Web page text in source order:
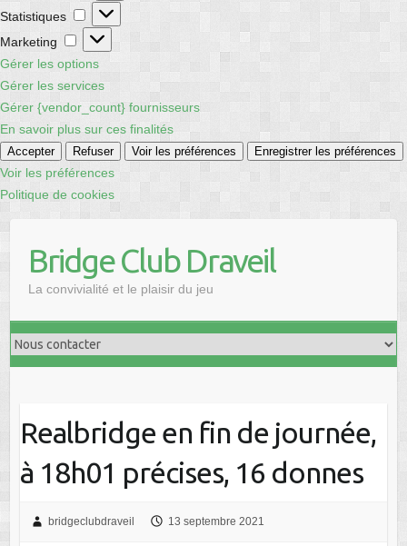
Statistiques Statistiques
Marketing
Marketing
Gérer les options
Gérer les services
Gérer {vendor_count} fournisseurs
En savoir plus sur ces finalités
Accepter Refuser Voir les préférences Enregistrer les préférences
Voir les préférences
Politique de cookies
contentBridge Club Draveil
La convivialité et le plaisir du jeu
Realbridge en fin de journée,
à 18h01 précises, 16 donnes
bridgeclubdraveil 13 septembre 2021